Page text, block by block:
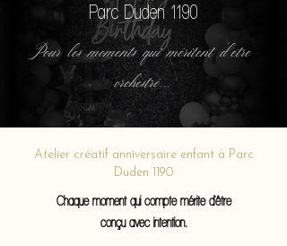
Parc Duden 1190
Pour les moments qui méritent d'etre
orchestré...
Atelier créatif anniversaire enfant à Parc
Duden 1190
Chaque moment qui compte mérite d'être
conçu avec intention.